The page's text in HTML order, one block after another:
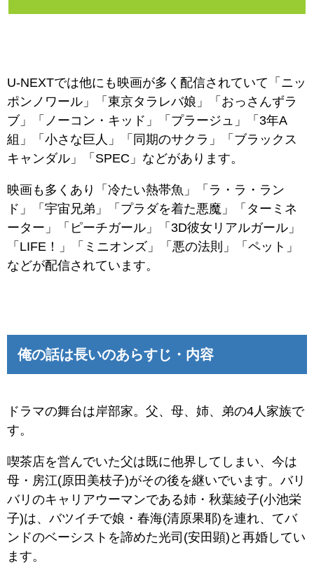
U-NEXTでは他にも映画が多く配信されていて「ニッ
ポンノワール」「東京タラレバ娘」「おっさんずラ
ブ」「ノーコン・キッド」「プラージュ」「3年A
組」「小さな巨人」「同期のサクラ」「ブラックス
キャンダル」「SPEC」などがあります。
映画も多くあり「冷たい熱帯魚」「ラ・ラ・ラン
ド」「宇宙兄弟」「プラダを着た悪魔」「ターミネ
ーター」「ピーチガール」「3D彼女リアルガール」
「LIFE！」「ミニオンズ」「悪の法則」「ペット」
などが配信されています。
俺の話は長いのあらすじ・内容
ドラマの舞台は岸部家。父、母、姉、弟の4人家族で
す。
喫茶店を営んでいた父は既に他界してしまい、今は
母・房江(原田美枝子)がその後を継いでいます。バリ
バリのキャリアウーマンである姉・秋葉綾子(小池栄
子)は、バツイチで娘・春海(清原果耶)を連れ、てバ
ンドのベーシストを諦めた光司(安田顕)と再婚してい
ます。